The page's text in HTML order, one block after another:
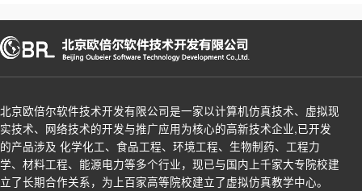
北京欧倍尔软件技术开发有限公司是一家以计算机仿真技术、虚拟现
实技术、网络技术的开发与推广应用为核心的高新技术企业,已开发
的产品涉及 化学化工、食品工程、环境工程、生物制药、工程力
学、材料工程、能源电力等多个行业，现已与国内上千家大专院校建
立了长期合作关系，为上百家高等院校建立了虚拟仿真教学中心。